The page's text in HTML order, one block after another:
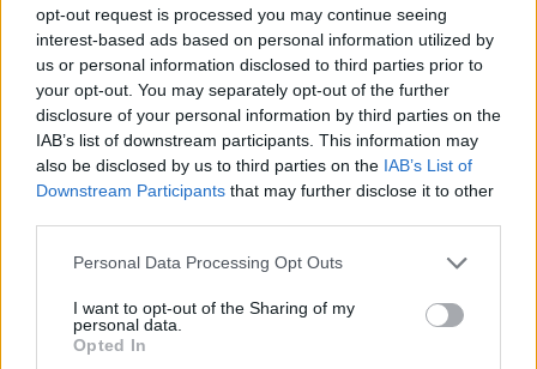
opt-out request is processed you may continue seeing
interest-based ads based on personal information utilized by
us or personal information disclosed to third parties prior to
your opt-out. You may separately opt-out of the further
disclosure of your personal information by third parties on the
IAB’s list of downstream participants. This information may
also be disclosed by us to third parties on the IAB’s List of
Downstream Participants that may further disclose it to other
Please note that this website/app uses one or more Google
not limited to your visit or usage behaviour. You may click to
grant or deny consent to Google and its third-party tags to
use your data for below specified purposes in below Google
Personal Data Processing Opt Outs
I want to opt-out of the Sharing of my
personal data.
Opted In
Continua a leggere